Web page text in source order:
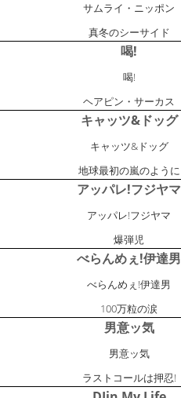
サムライ・ニッポン
真冬のシーサイド
喝!
喝!
ヘアピン・サーカス
キャッツ&ドッグ
キャッツ&ドッグ
地球最初の嵐のように
アッパレ!フジヤマ
アッパレ!フジヤマ
爆弾児
べらんめぇ!伊達男
べらんめぇ!伊達男
100万粒の涙
男意ッ気
男意ッ気
ラストコールは押忍!